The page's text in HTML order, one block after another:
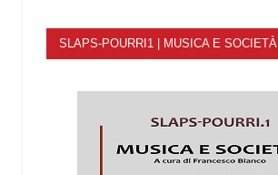
SLAPS-POURRI1 | MUSICA E SOCIETÀ